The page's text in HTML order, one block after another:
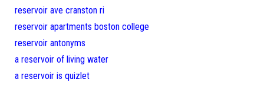
reservoir ave cranston ri
reservoir apartments boston college
reservoir antonyms
a reservoir of living water
a reservoir is quizlet